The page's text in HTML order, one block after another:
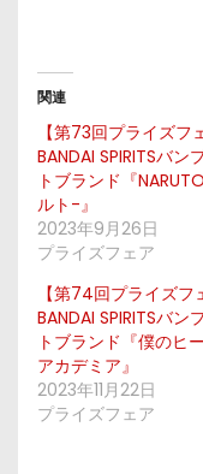
関連
【第73回プライズフ
BANDAI SPIRITSバン
トブランド『
ルト-』
2023年9月26日
プライズフェア
【第74回プライズフ
BANDAI SPIRITSバン
トブランド『僕のヒ
アカデミア』
2023年11月22日
プライズフェア